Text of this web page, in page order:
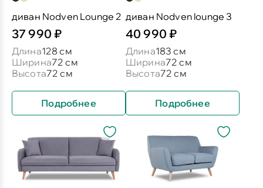
диван Nodven Lounge 2
37 990 ₽
Длина128 см
Ширина72 см
Высота72 см
Подробнее
диван Nodven lounge 3
40 990 ₽
Длина183 см
Ширина72 см
Высота72 см
Подробнее